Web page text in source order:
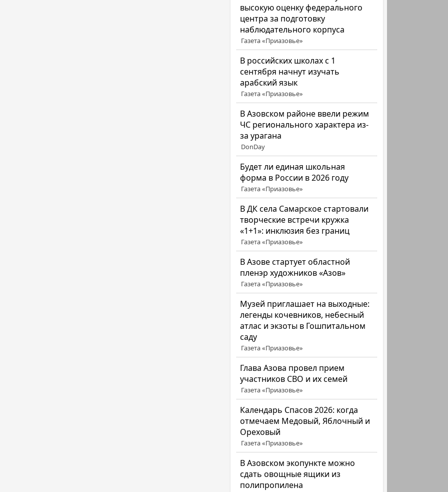
высокую оценку федерального
центра за подготовку
наблюдательного корпуса
Газета «Приазовье»
В российских школах с 1
сентября начнут изучать
арабский язык
Газета «Приазовье»
В Азовском районе ввели режим
ЧС регионального характера из-
за урагана
DonDay
Будет ли единая школьная
форма в России в 2026 году
Газета «Приазовье»
В ДК села Самарское стартовали
творческие встречи кружка
«1+1»: инклюзия без границ
Газета «Приазовье»
В Азове стартует областной
пленэр художников «Азов»
Газета «Приазовье»
Музей приглашает на выходные:
легенды кочевников, небесный
атлас и экзоты в Гошпитальном
саду
Газета «Приазовье»
Глава Азова провел прием
участников СВО и их семей
Газета «Приазовье»
Календарь Спасов 2026: когда
отмечаем Медовый, Яблочный и
Ореховый
Газета «Приазовье»
В Азовском экопункте можно
сдать овощные ящики из
полипропилена